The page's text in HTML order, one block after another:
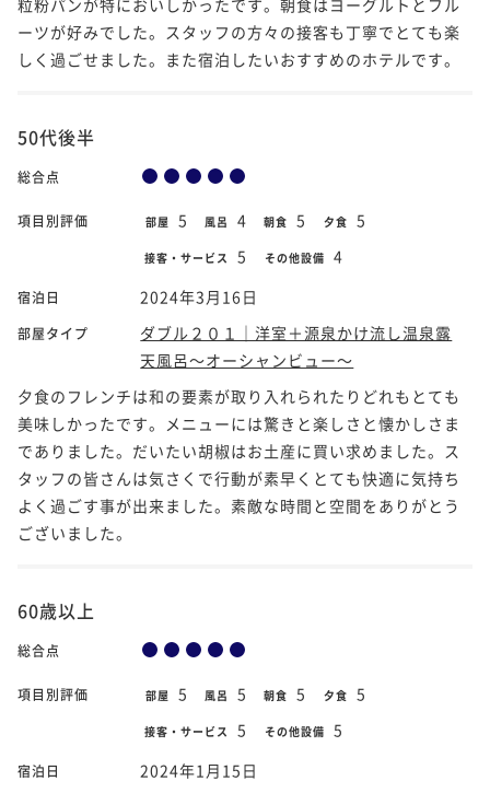
ーツが好みでした。スタッフの方々の接客も丁寧でとても楽
しく過ごせました。また宿泊したいおすすめのホテルです。
50代後半
総合点
項目別評価 部屋 5 風呂 4 朝食 5 夕食 5
接客・サービス 5 その他設備 4
宿泊日 2024年3月16日
部屋タイプ
ダブル２０１｜洋室＋源泉かけ流し温泉露
天風呂～オーシャンビュー～
夕食のフレンチは和の要素が取り入れられたりどれもとても
美味しかったです。メニューには驚きと楽しさと懐かしさま
でありました。だいたい胡椒はお土産に買い求めました。ス
タッフの皆さんは気さくで行動が素早くとても快適に気持ち
よく過ごす事が出来ました。素敵な時間と空間をありがとう
ございました。
60歳以上
総合点
項目別評価 部屋 5 風呂 5 朝食 5 夕食 5
接客・サービス 5 その他設備 5
宿泊日 2024年1月15日